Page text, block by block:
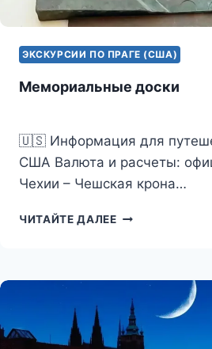
ЭКСКУРСИИ ПО ПРАГЕ (США)
Мемориальные доски
🇺🇸 Информация для
США Валюта и расчеты:
Чехии – Чешская крона…
ЧИТАЙТЕ ДАЛЕЕМЕМОРИАЛЬНЫЕ